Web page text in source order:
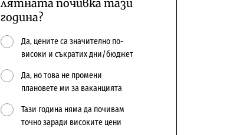
лятната почивка тази
година?
Да, цените са значително по-
високи и съкратих дни/бюджет
Да, но това не промени
плановете ми за ваканцията
Тази година няма да почивам
точно заради високите цени